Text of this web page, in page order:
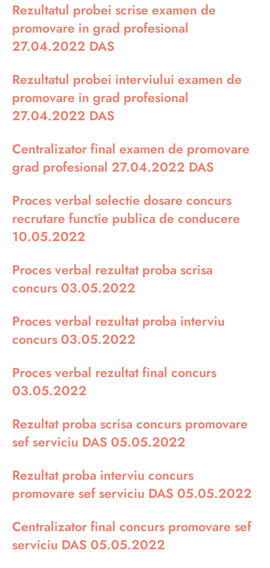
Rezultatul probei scrise examen de
promovare in grad profesional
27.04.2022 DAS
Rezultatul probei interviului examen de
promovare in grad profesional
27.04.2022 DAS
Centralizator final examen de promovare
grad profesional 27.04.2022 DAS
Proces verbal selectie dosare concurs
recrutare functie publica de conducere
10.05.2022
Proces verbal rezultat proba scrisa
concurs 03.05.2022
Proces verbal rezultat proba interviu
concurs 03.05.2022
Proces verbal rezultat final concurs
03.05.2022
Rezultat proba scrisa concurs promovare
sef serviciu DAS 05.05.2022
Rezultat proba interviu concurs
promovare sef serviciu DAS 05.05.2022
Centralizator final concurs promovare sef
serviciu DAS 05.05.2022